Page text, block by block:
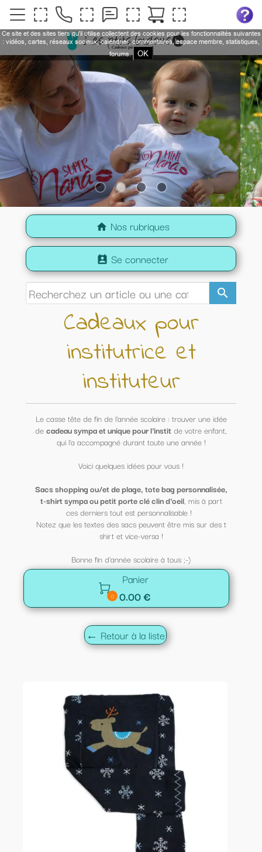
home Nos rubriques
search
perm_contact_calendar Se connecter
Cadeaux pour
institutrice et
instituteur
Le casse tête de fin de l'année scolaire : trouver une idée
decadeau sympa et unique pour l'institde votre enfant,
qui l'a accompagné durant toute une année !
Voici quelques idées pour vous !
Sacs shopping ou/et de plage, tote bag personnalisée,
t-shirt sympa ou petit porte clé clin d'oeil, mis à part
ces derniers tout est personnalisable !
Notez que les textes des sacs peuvent être mis sur des t
shirt et vice-versa !
Bonne fin d'année scolaire à tous ;-)

0
Panier
0.00 €
← Retour à la liste
Ce site et des sites tiers qu'il utilise collectent des cookies pour les fonctionnalités suivantes
: vidéos, cartes, réseaux sociaux, calendrier, commentaires, espace membre, statistiques,
forums.
OK